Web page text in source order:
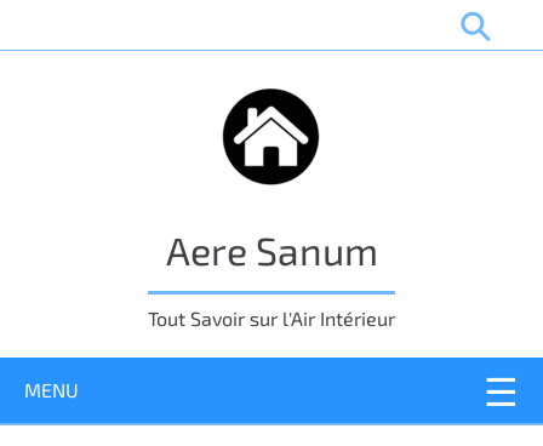
e
u
Aere Sanum
Tout Savoir sur l'Air Intérieur
MENU